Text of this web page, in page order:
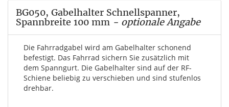
BG050, Gabelhalter Schnellspanner,
Spannbreite 100 mm - optionale Angabe
Die Fahrradgabel wird am Gabelhalter schonend
befestigt. Das Fahrrad sichern Sie zusätzlich mit
dem Spanngurt. Die Gabelhalter sind auf der RF-
Schiene beliebig zu verschieben und sind stufenlos
drehbar.